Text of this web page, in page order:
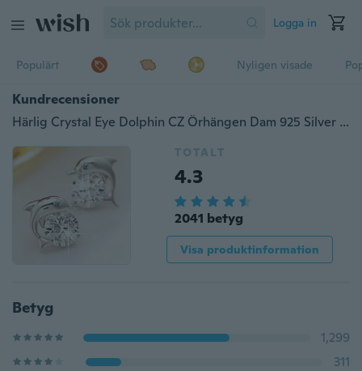
Logga in
Populärt Nyligen visade
Kundrecensioner
Härlig Crystal Eye Dolphin CZ Örhängen Dam 925 Silver Smycken
TOTALT
4.3
2041 betyg
Visa produktinformation
Betyg
1,299
311